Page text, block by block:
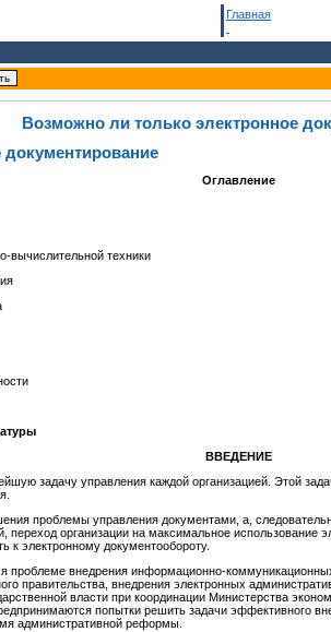
Главная
Возможно ли только электронное
Оглавление
вычислительной техники
ВВЕДЕНИЕ
задачу управления каждой организацией. Этой
проблемы управления документами, а,
организации на максимальное
к электронному документообороту.
проблеме внедрения информационно-
правительства, внедрения электронных
власти при координации Министерства
попытки решить задачи эффективного
административной реформы.